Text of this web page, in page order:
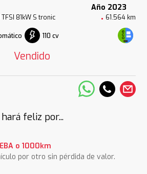
Año 2023
81kW S tronic 61.564 km
110 cv
Vendido
feliz por...
o 1000km
por otro sin pérdida de valor.